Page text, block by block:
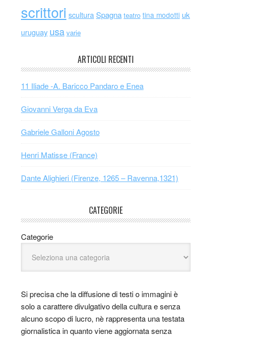
scrittori scultura Spagna teatro tina modotti uk
uruguay usa varie
ARTICOLI RECENTI
11 Iliade -A. Baricco Pandaro e Enea
Giovanni Verga da Eva
Gabriele Galloni Agosto
Henri Matisse (France)
Dante Alighieri (Firenze, 1265 – Ravenna,1321)
CATEGORIE
Categorie
Si precisa che la diffusione di testi o immagini è
solo a carattere divulgativo della cultura e senza
alcuno scopo di lucro, nè rappresenta una testata
giornalistica in quanto viene aggiornata senza